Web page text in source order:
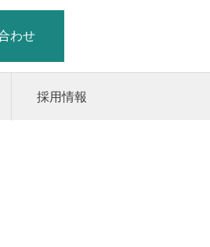
わせ
採用情報